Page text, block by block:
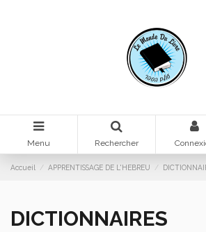
Menu Rechercher
Accueil APPRENTISSAGE DE L'HEBREU
DICTIONNAIRES